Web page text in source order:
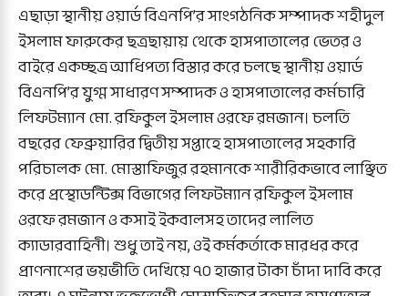
এছাড়া স্থানীয় ওয়ার্ড বিএনপি’র সাংগঠনিক সম্পাদক শহীদুল
ইসলাম ফারুকের ছত্রছায়ায় থেকে হাসপাতালের ভেতর ও
বাইরে একচ্ছত্র আধিপত্য বিস্তার করে চলছে স্থানীয় ওয়ার্ড
বিএনপি’র যুগ্ম সাধারণ সম্পাদক ও হাসপাতালের কর্মচারি
লিফটম্যান মো. রফিকুল ইসলাম ওরফে রমজান। চলতি
বছরের ফেব্রুয়ারির দ্বিতীয় সপ্তাহে হাসপাতালের সহকারি
পরিচালক মো. মোস্তাফিজুর রহমানকে শারীরিকভাবে লাঞ্ছিত
করে প্রস্থোডন্টিক্স বিভাগের লিফটম্যান রফিকুল ইসলাম
ওরফে রমজান ও কসাই ইকবালসহ তাদের লালিত
ক্যাডারবাহিনী। শুধু তাই নয়, ওই কর্মকর্তাকে মারধর করে
প্রাণনাশের ভয়ভীতি দেখিয়ে ৭০ হাজার টাকা চাঁদা দাবি করে